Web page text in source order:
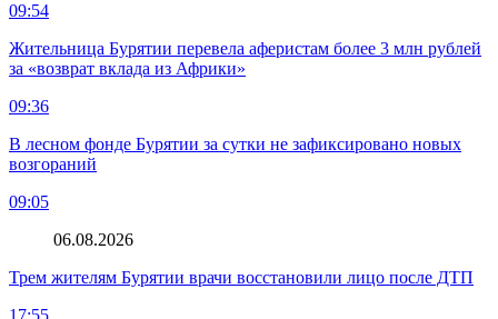
09:54
Жительница Бурятии перевела аферистам более 3 млн рублей
за «возврат вклада из Африки»
09:36
В лесном фонде Бурятии за сутки не зафиксировано новых
возгораний
09:05
06.08.2026
Трем жителям Бурятии врачи восстановили лицо после ДТП